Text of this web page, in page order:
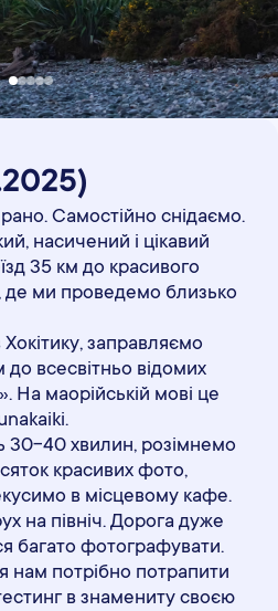
Самостійно снідаємо.
насичений і цікавий
35 км до красивого
де ми проведемо близько
заправляємо
всесвітньо відомих
На маорійській мові це
30-40 хвилин, розімнемо
красивих фото,
в місцевому кафе.
на північ. Дорога дуже
багато фотографувати.
нам потрібно потрапити
в знамениту своєю